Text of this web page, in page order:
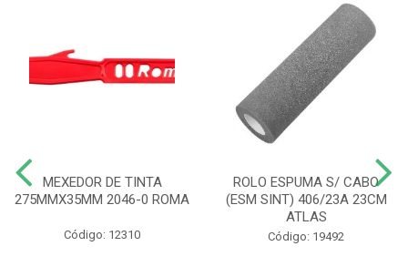
MEXEDOR DE TINTA
275MMX35MM 2046-0 ROMA
Código: 12310
ROLO ESPUMA S/ CABO
(ESM SINT) 406/23A 23CM
ATLAS
Código: 19492